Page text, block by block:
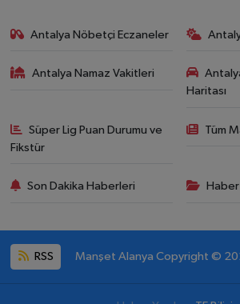
Antalya Nöbetçi Eczaneler
Antalya Namaz Vakitleri
Haritası
Süper Lig Puan Durumu ve
Fikstür
Tüm
Son Dakika Haberleri
RSS Manşet Alanya Copyright ©